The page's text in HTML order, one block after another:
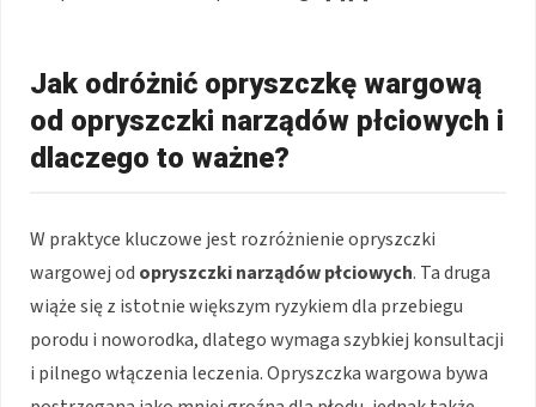
Jak odróżnić opryszczkę wargową
od opryszczki narządów płciowych i
dlaczego to ważne?
W praktyce kluczowe jest rozróżnienie opryszczki
wargowej od opryszczki narządów płciowych. Ta druga
wiąże się z istotnie większym ryzykiem dla przebiegu
porodu i noworodka, dlatego wymaga szybkiej konsultacji
i pilnego włączenia leczenia. Opryszczka wargowa bywa